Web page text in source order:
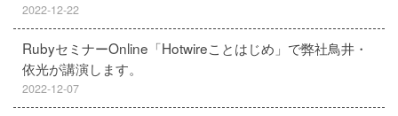
2022-12-22
RubyセミナーOnline「Hotwireことはじめ」で弊社鳥井・
依光が講演します。
2022-12-07